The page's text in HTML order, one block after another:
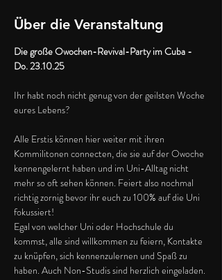
Über die Veranstaltung
Die große Owochen-Revival-Party im Cuba -
Do. 23.10.25
Ihr habt noch nicht genug von der geilsten Woche
eures Lebens?
Alle Erstis können hier weiter mit ihren
Kommilitonen connecten, die sie auf der Owoche
kennengelernt haben und im Uni-Alltag nicht
mehr so oft sehen können. Feiert also nochmal
richtig zornig bevor ihr euch zu 100% auf die Uni
fokussiert!
Egal von welcher Uni oder Hochschule du
kommst, alle sind willkommen zu feiern, Kontakte
zu knüpfen, sich kennenzulernen und Spaß zu
haben. Auch Non-Studis sind herzlich eingeladen.